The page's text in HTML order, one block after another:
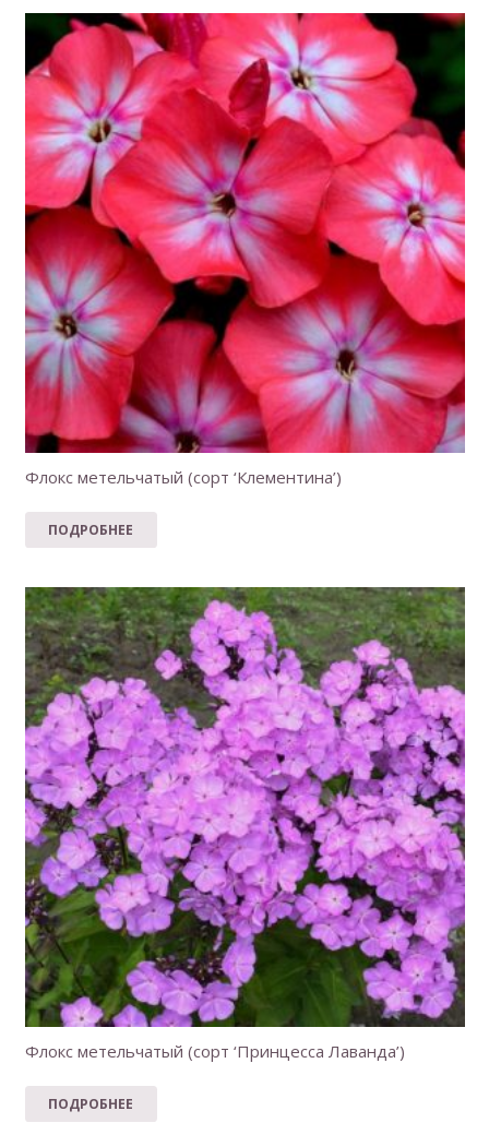
Флокс метельчатый (сорт ‘Клементина’)
ПОДРОБНЕЕ
Флокс метельчатый (сорт ‘Принцесса Лаванда’)
ПОДРОБНЕЕ